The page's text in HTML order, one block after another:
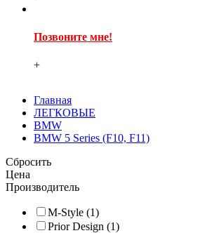
Позвоните мне!
+
Главная
ЛЕГКОВЫЕ
BMW
BMW 5 Series (F10, F11)
Сбросить
Цена
Производитель
M-Style (1)
Prior Design (1)